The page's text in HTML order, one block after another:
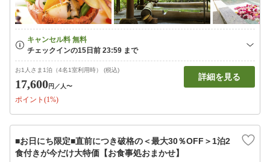
お1人さま1泊（4名1室利用時） (税込)
17,600円 ／人〜
ポイント(1%)
詳細を見る
■お日にち限定■直前につき破格の＜最大30％OFF＞1泊2
食付きが今だけ大特価【お食事処おまかせ】